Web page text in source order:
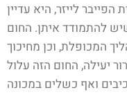
הפייבר לייזר, היא עדיין
להתמודד איתן. החום
המכופלת, וכן מחיכוך
יעילה, החום הזה עלול